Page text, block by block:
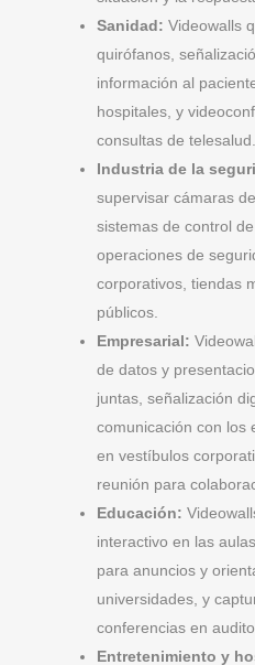
Sanidad: Videowalls
quirófanos,
información al
hospitales, y
consultas de telesalud.
Industria de la
supervisar cámaras
sistemas de control
operaciones de
corporativos, tiendas
públicos.
Empresarial:
de datos y
juntas, señalización
comunicación con los
en vestíbulos
reunión para
Educación:
interactivo en las
para anuncios y
universidades, y
conferencias en
Entretenimiento y